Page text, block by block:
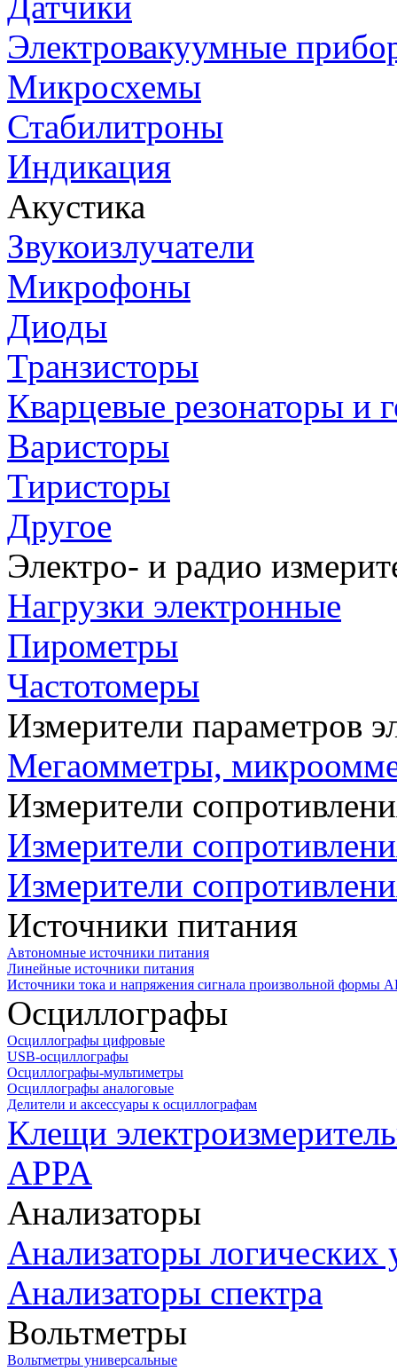
Электровакуумные
Микросхемы
Стабилитроны
Индикация
Акустика
Звукоизлучатели
Микрофоны
Диоды
Транзисторы
Кварцевые резонаторы и
Варисторы
Тиристоры
Другое
Электро- и радио
Нагрузки электронные
Пирометры
Частотомеры
Измерители параметров
Мегаомметры,
Измерители
Измерители
Измерители
Источники питания
Автономные источники питания
Линейные источники питания
Источники тока и напряжения сигнала произвольной формы
Осциллографы
Осциллографы цифровые
USB-осциллографы
Осциллографы-мультиметры
Осциллографы аналоговые
Делители и аксессуары к осциллографам
Клещи
APPA
Анализаторы
Анализаторы логических
Анализаторы спектра
Вольтметры
Вольтметры универсальные